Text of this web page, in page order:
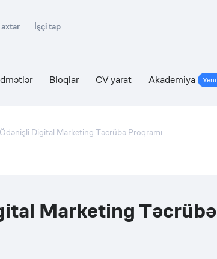
axtar İşçi tap
Bloqlar CV yarat Akademiya Yeni
Ödənişli Digital Marketing Təcrübə Proqramı
Marketing Təcrübə